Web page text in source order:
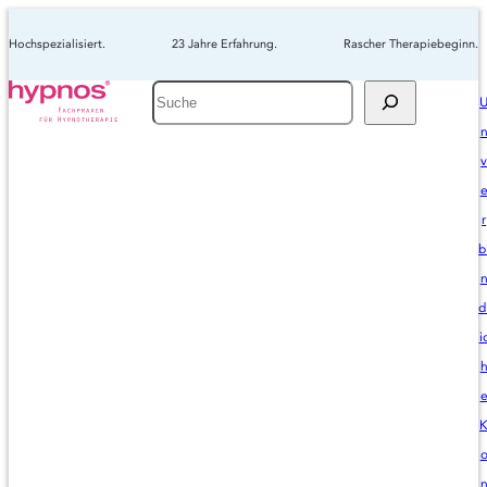
Hochspezialisiert. 23 Jahre Erfahrung. Rascher Therapiebeginn.
Suche
n
v
e
r
n
h
e
o
n